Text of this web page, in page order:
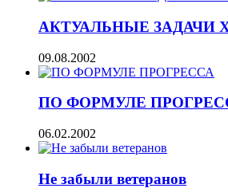
АКТУАЛЬНЫЕ ЗАДАЧИ
09.08.2002
ПО ФОРМУЛЕ
06.02.2002
Не забыли ветеранов